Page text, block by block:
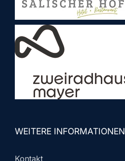
WEITERE INFORMATIONEN
Kontakt